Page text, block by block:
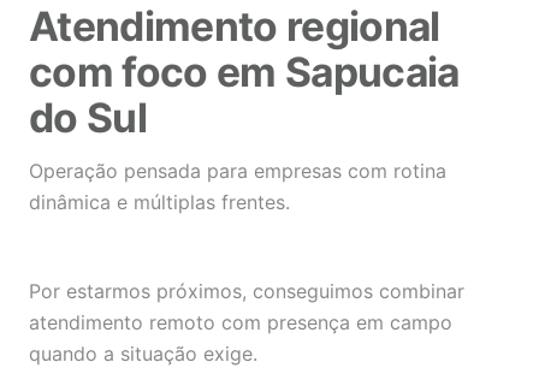
Atendimento regional
com foco em Sapucaia
do Sul
Operação pensada para empresas com rotina
dinâmica e múltiplas frentes.
Por estarmos próximos, conseguimos combinar
atendimento remoto com presença em campo
quando a situação exige.